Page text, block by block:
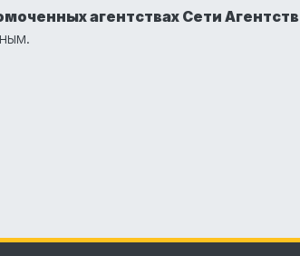
агентствах Сети Агентств